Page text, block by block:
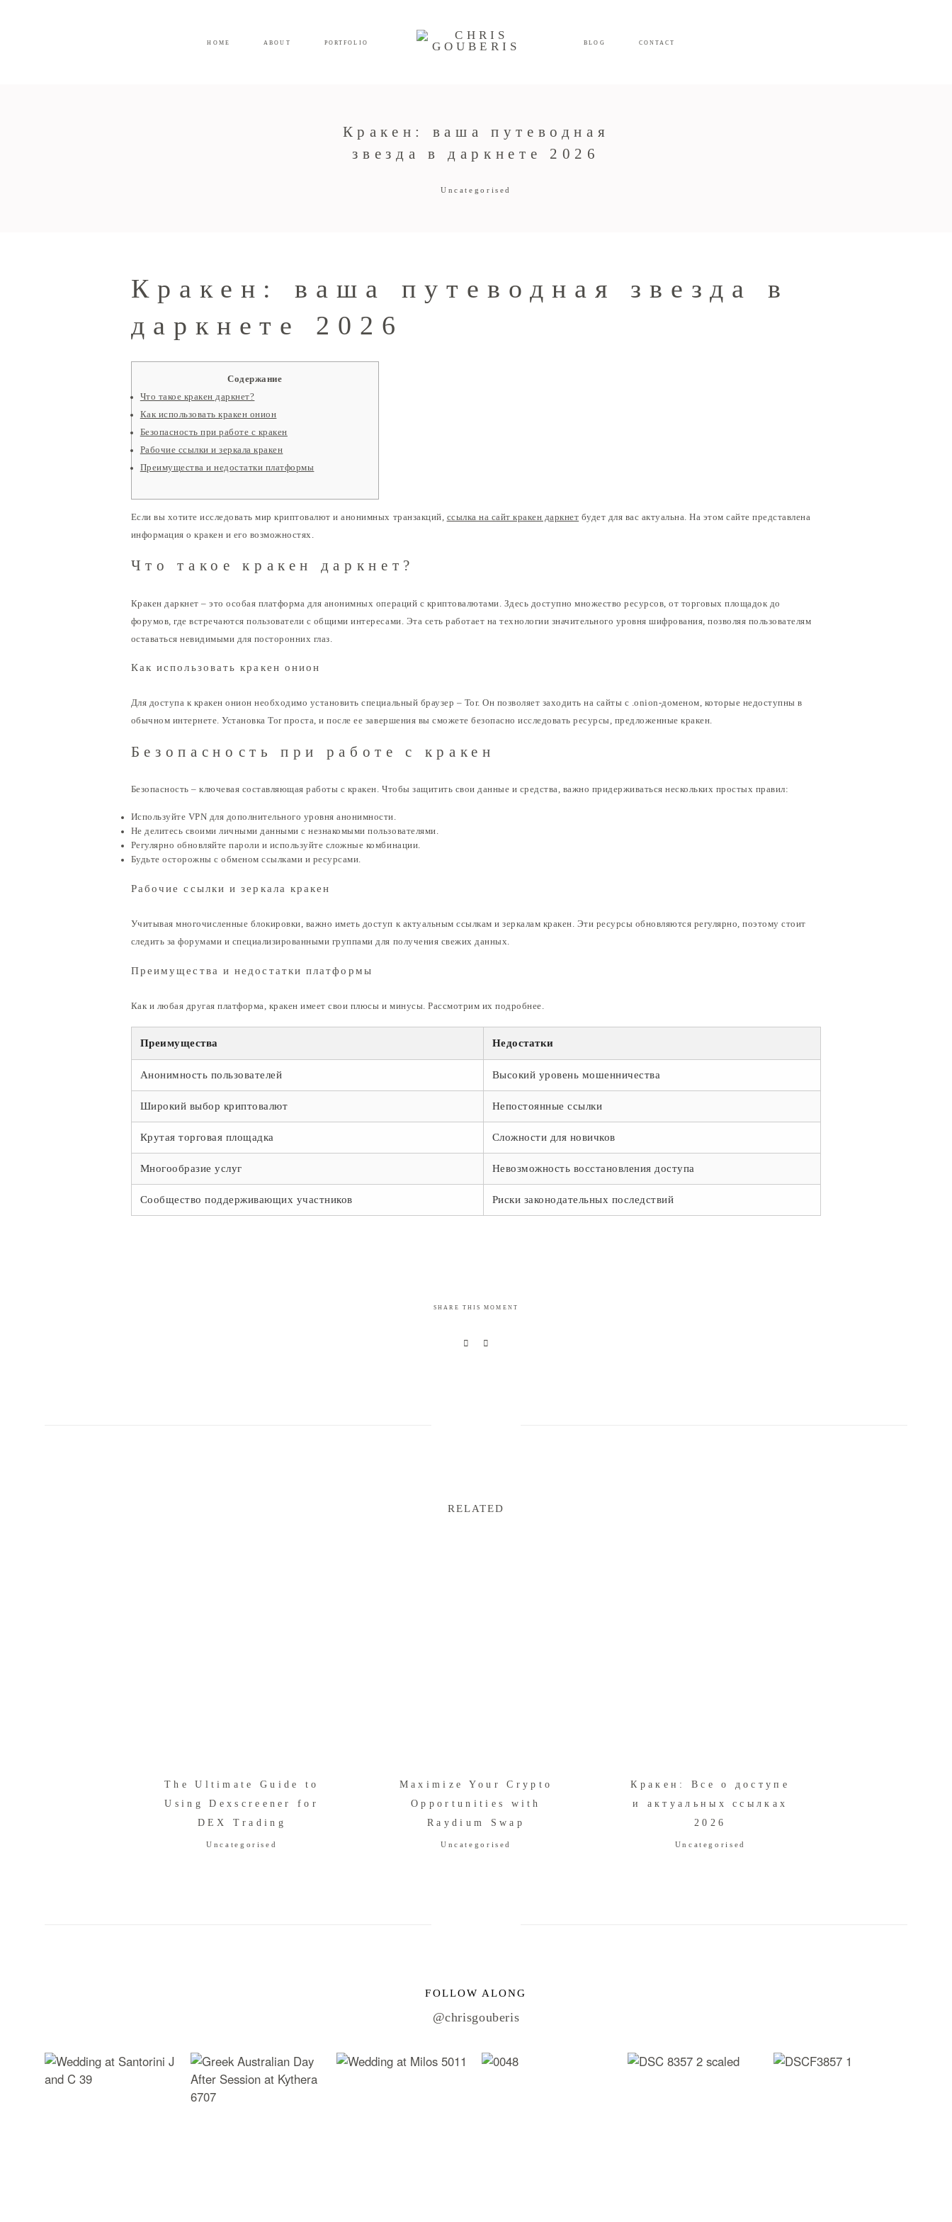
HOME ABOUT PORTFOLIO BLOG CONTACT
Кракен: ваша путеводная
звезда в даркнете 2026
Uncategorised
Кракен: ваша путеводная звезда в
даркнете 2026
Содержание
Что такое кракен даркнет?
Как использовать кракен онион
Безопасность при работе с кракен
Рабочие ссылки и зеркала кракен
Преимущества и недостатки платформы
Если вы хотите исследовать мир криптовалют и анонимных транзакций, ссылка на сайт кракен даркнет будет для вас актуальна. На этом сайте представлена
информация о кракен и его возможностях.
Что такое кракен даркнет?
Кракен даркнет – это особая платформа для анонимных операций с криптовалютами. Здесь доступно множество ресурсов, от торговых площадок до
форумов, где встречаются пользователи с общими интересами. Эта сеть работает на технологии значительного уровня шифрования, позволяя пользователям
оставаться невидимыми для посторонних глаз.
Как использовать кракен онион
Для доступа к кракен онион необходимо установить специальный браузер – Tor. Он позволяет заходить на сайты с .onion-доменом, которые недоступны в
обычном интернете. Установка Tor проста, и после ее завершения вы сможете безопасно исследовать ресурсы, предложенные кракен.
Безопасность при работе с кракен
Безопасность – ключевая составляющая работы с кракен. Чтобы защитить свои данные и средства, важно придерживаться нескольких простых правил:
Используйте VPN для дополнительного уровня анонимности.
Не делитесь своими личными данными с незнакомыми пользователями.
Регулярно обновляйте пароли и используйте сложные комбинации.
Будьте осторожны с обменом ссылками и ресурсами.
Рабочие ссылки и зеркала кракен
Учитывая многочисленные блокировки, важно иметь доступ к актуальным ссылкам и зеркалам кракен. Эти ресурсы обновляются регулярно, поэтому стоит
следить за форумами и специализированными группами для получения свежих данных.
Преимущества и недостатки платформы
Как и любая другая платформа, кракен имеет свои плюсы и минусы. Рассмотрим их подробнее.
Преимущества Недостатки
Анонимность пользователей Высокий уровень мошенничества
Широкий выбор криптовалют Непостоянные ссылки
Крутая торговая площадка Сложности для новичков
Многообразие услуг Невозможность восстановления доступа
Сообщество поддерживающих участников Риски законодательных последствий
SHARE THIS MOMENT
RELATED
The Ultimate Guide to
Using Dexscreener for
DEX Trading
Uncategorised
Maximize Your Crypto
Opportunities with
Raydium Swap
Uncategorised
Кракен: Все о доступе
и актуальных ссылках
2026
Uncategorised
FOLLOW ALONG
@chrisgouberis